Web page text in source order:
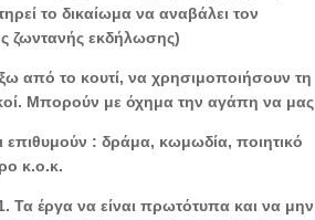
το δικαίωμα να αναβάλει τον
ζωντανής εκδήλωσης)
από το κουτί, να χρησιμοποιήσουν τη
Μπορούν με όχημα την αγάπη να μας
επιθυμούν : δράμα, κωμωδία, ποιητικό
κ.ο.κ.
Τα έργα να είναι πρωτότυπα και να μην